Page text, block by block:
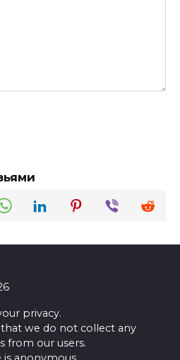
privacy.
we do not collect any
from our users.